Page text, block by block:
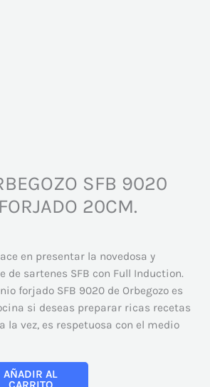
SFB 9020
20CM.
en presentar la novedosa y
de sartenes SFB con Full Induction.
forjado SFB 9020 de Orbegozo es
si deseas preparar ricas recetas
la vez, es respetuosa con el medio
AÑADIR AL